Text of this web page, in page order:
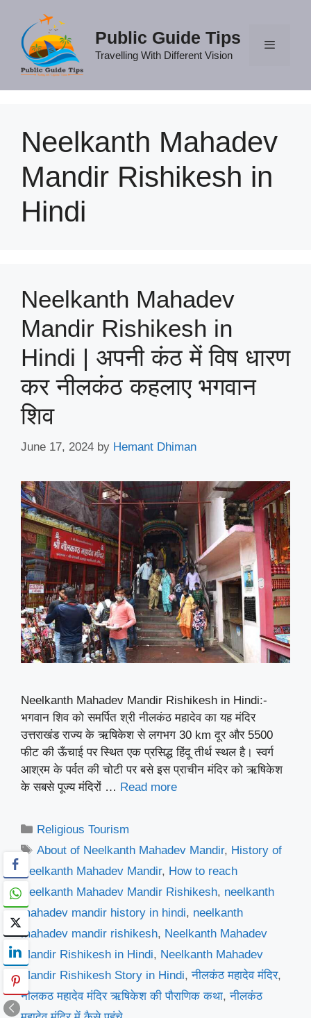
content
Public Guide Tips
Travelling With Different Vision
Neelkanth Mahadev
Mandir Rishikesh in
Hindi
Neelkanth Mahadev
Mandir Rishikesh in
Hindi | अपनी कंठ में विष धारण
कर नीलकंठ कहलाए भगवान
शिव
June 17, 2024 by Hemant Dhiman
Neelkanth Mahadev Mandir Rishikesh in Hindi:-
भगवान शिव को समर्पित श्री नीलकंठ महादेव का यह मंदिर
उत्तराखंड राज्य के ऋषिकेश से लगभग 30 km दूर और 5500
फीट की ऊँचाई पर स्थित एक प्रसिद्ध हिंदू तीर्थ स्थल है। स्वर्ग
आश्रम के पर्वत की चोटी पर बसे इस प्राचीन मंदिर को ऋषिकेश
के सबसे पूज्य मंदिरों … Read more
Categories
Religious Tourism
Tags
About of Neelkanth Mahadev Mandir, History of
Neelkanth Mahadev Mandir, How to reach
Neelkanth Mahadev Mandir Rishikesh, neelkanth
mahadev mandir history in hindi, neelkanth
mahadev mandir rishikesh, Neelkanth Mahadev
Mandir Rishikesh in Hindi, Neelkanth Mahadev
Mandir Rishikesh Story in Hindi,नीलकंठ महादेव मंदिर,
नीलकठ महादेव मंदिर ऋषिकेश की पौराणिक कथा,नीलकंठ